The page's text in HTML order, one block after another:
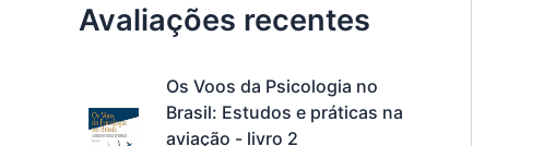
Avaliações recentes
Os Voos da Psicologia no
Brasil: Estudos e práticas na
aviação - livro 2